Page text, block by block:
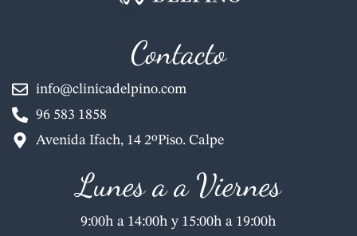
Contacto
info@clinicadelpino.com
96 583 1858
Avenida Ifach, 14 2ºPiso. Calpe
Lunes a a Viernes
9:00h a 14:00h y 15:00h a 19:00h